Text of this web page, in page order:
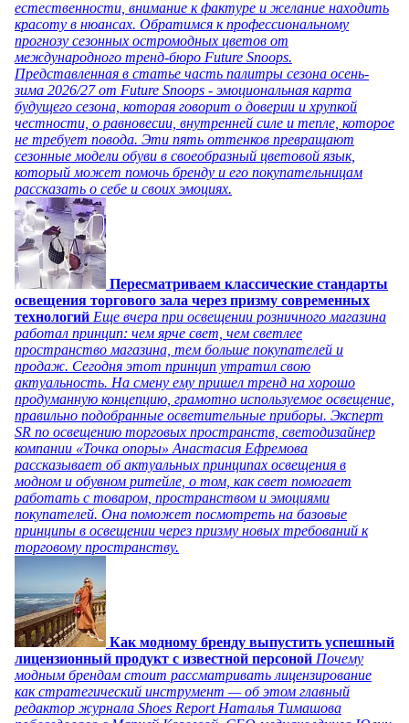
естественности, внимание к фактуре и желание находить
красоту в нюансах. Обратимся к профессиональному
прогнозу сезонных остромодных цветов от
международного тренд-бюро Future Snoops.
Представленная в статье часть палитры сезона осень-
зима 2026/27 от Future Snoops - эмоциональная карта
будущего сезона, которая говорит о доверии и хрупкой
честности, о равновесии, внутренней силе и тепле, которое
не требует повода. Эти пять оттенков превращают
сезонные модели обуви в своеобразный цветовой язык,
который может помочь бренду и его покупательницам
рассказать о себе и своих эмоциях.
Пересматриваем классические стандарты
освещения торгового зала через призму современных
технологий Еще вчера при освещении розничного магазина
работал принцип: чем ярче свет, чем светлее
пространство магазина, тем больше покупателей и
продаж. Сегодня этот принцип утратил свою
актуальность. На смену ему пришел тренд на хорошо
продуманную концепцию, грамотно используемое освещение,
правильно подобранные осветительные приборы. Эксперт
SR по освещению торговых пространств, светодизайнер
компании «Точка опоры» Анастасия Ефремова
рассказывает об актуальных принципах освещения в
модном и обувном ритейле, о том, как свет помогает
работать с товаром, пространством и эмоциями
покупателей. Она поможет посмотреть на базовые
принципы в освещении через призму новых требований к
торговому пространству.
Как модному бренду выпустить успешный
лицензионный продукт с известной персоной Почему
модным брендам стоит рассматривать лицензирование
как стратегический инструмент — об этом главный
редактор журнала Shoes Report Наталья Тимашова